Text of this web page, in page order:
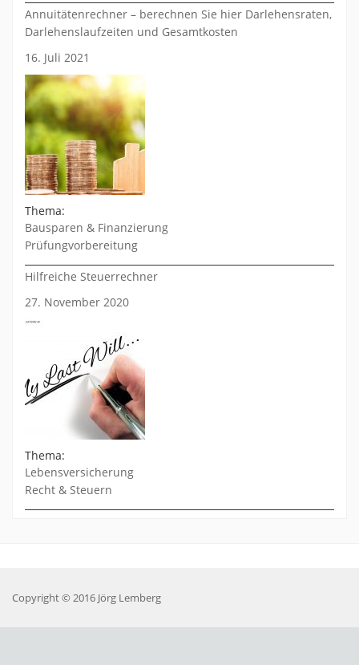
Annuitätenrechner – berechnen Sie hier Darlehensraten,
Darlehenslaufzeiten und Gesamtkosten
16. Juli 2021
Thema:
Bausparen & Finanzierung
Prüfungvorbereitung
Hilfreiche Steuerrechner
27. November 2020
Thema:
Lebensversicherung
Recht & Steuern
Copyright © 2016 Jörg Lemberg